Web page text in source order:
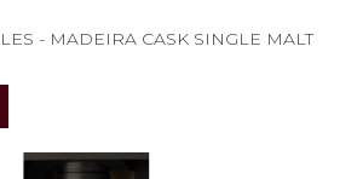
- MADEIRA CASK SINGLE MALT